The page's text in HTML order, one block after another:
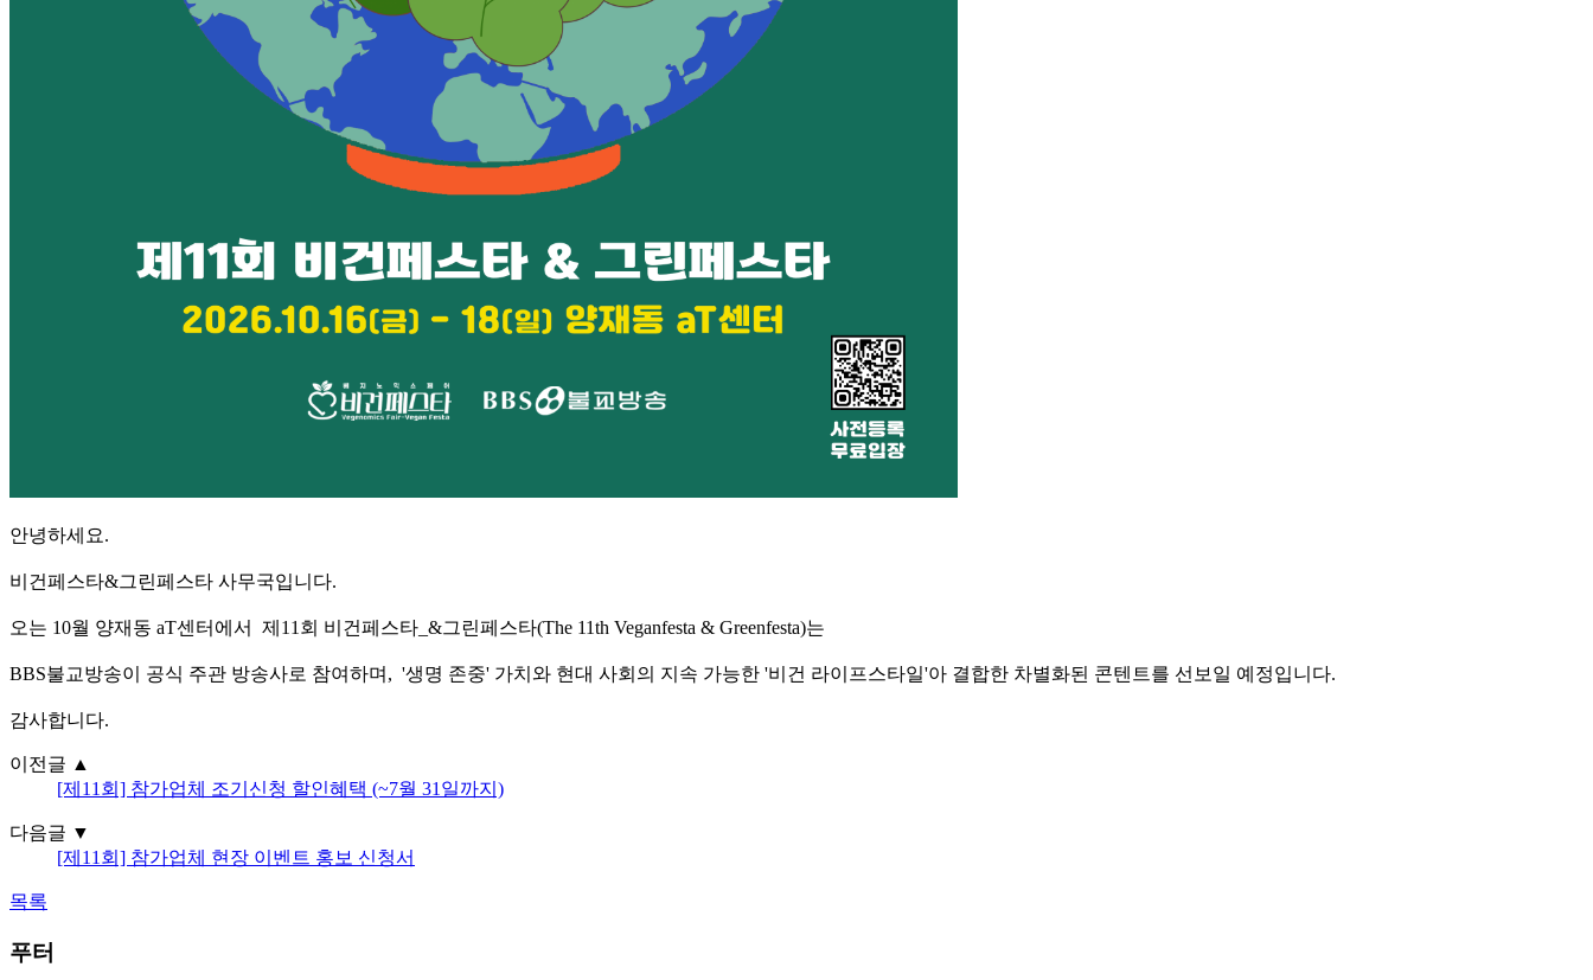
안녕하세요.
비건페스타&그린페스타 사무국입니다.
오는 10월 양재동 aT센터에서 제11회 비건페스타_&그린페스타(The 11th Veganfesta & Greenfesta)는
BBS불교방송이 공식 주관 방송사로 참여하며, '생명 존중' 가치와 현대 사회의 지속 가능한 '비건 라이프스타일'아 결합한 차별화된 콘텐트를 선보일 예정입니다.
감사합니다.
이전글 ▲
[제11회] 참가업체 조기신청 할인혜택 (~7월 31일까지)
다음글 ▼
[제11회] 참가업체 현장 이벤트 홍보 신청서
목록
푸터